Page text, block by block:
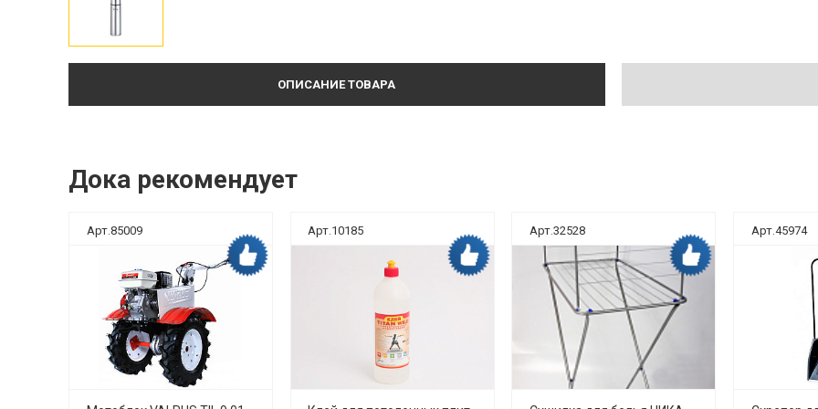
ОПИСАНИЕ ТОВАРА
Дока рекомендует
Арт.85009 Арт.10185 Арт.32528 Арт.45974
Дока рекомендует Дока рекомендует Дока рекомендует